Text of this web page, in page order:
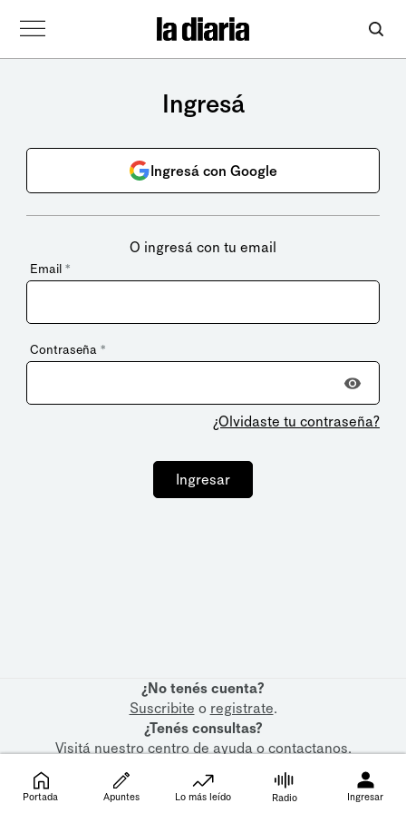
Ingresá
Ingresá con Google
O ingresá con tu email
Email *
Contraseña *
¿Olvidaste tu contraseña?
Ingresar
¿No tenés cuenta?
Suscribite o registrate.
¿Tenés consultas?
Visitá nuestrocentro de ayudaocontactanos.
Portada Apuntes Lo más leído Radio Ingresar